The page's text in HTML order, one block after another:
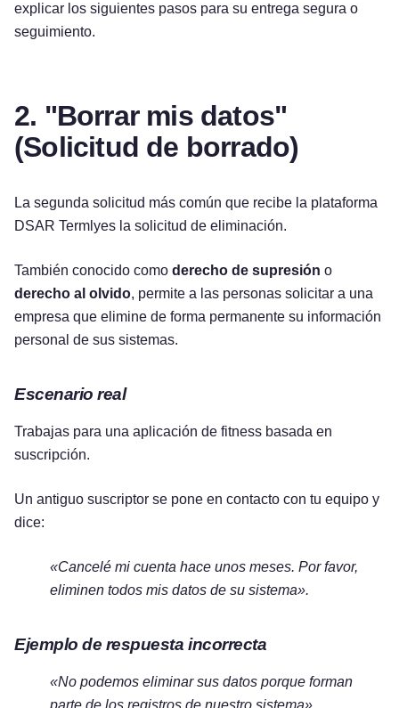
explicar los siguientes pasos para su entrega segura o
seguimiento.
2. "Borrar mis datos"
(Solicitud de borrado)
La segunda solicitud más común que recibe la plataforma
DSAR Termlyes la solicitud de eliminación.
También conocido como derecho de supresión o
derecho al olvido, permite a las personas solicitar a una
empresa que elimine de forma permanente su información
personal de sus sistemas.
Escenario real
Trabajas para una aplicación de fitness basada en
suscripción.
Un antiguo suscriptor se pone en contacto con tu equipo y
dice:
«Cancelé mi cuenta hace unos meses. Por favor,
eliminen todos mis datos de su sistema».
Ejemplo de respuesta incorrecta
«No podemos eliminar sus datos porque forman